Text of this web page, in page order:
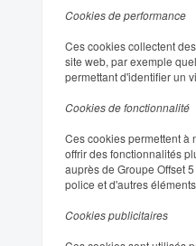
Cookies de performance
Ces cookies collectent
site web, par exemple
permettant d'identifier un
Cookies de fonctionnalité
Ces cookies permettent à
offrir des fonctionnalités
auprès de Groupe Offset
police et d'autres
Cookies publicitaires